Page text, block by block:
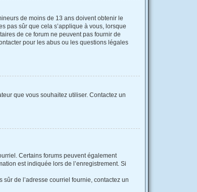
de moins de 13 ans doivent obtenir le
pas sûr que cela s’applique à vous, lorsque
de ce forum ne peuvent pas fournir de
pour les abus ou les questions légales
que vous souhaitez utiliser. Contactez un
Certains forums peuvent également
est indiquée lors de l’enregistrement. Si
de l’adresse courriel fournie, contactez un